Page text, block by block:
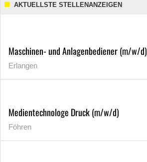
AKTUELLSTE STELLENANZEIGEN
Maschinen- und Anlagenbediener (m/w/d)
Erlangen
Medientechnologe Druck (m/w/d)
Föhren